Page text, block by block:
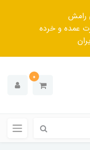
رامش
عمده و خرده
0